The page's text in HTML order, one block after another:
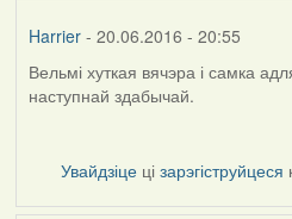
Harrier- 20.06.2016 - 20:55
Вельмі хуткая вячэра і самка
наступнай здабычай.
Увайдзіце цізарэгіструйцеся